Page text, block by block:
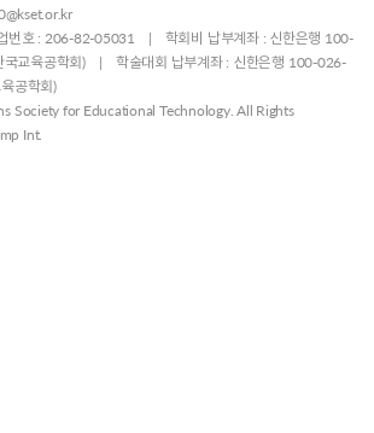
호 : 206-82-05031 | 학회비 납부계좌 : 신한은행 100-
국교육공학회) | 학술대회 납부계좌 : 신한은행 100-026-
공학회)
Society for Educational Technology. All Rights
Int.